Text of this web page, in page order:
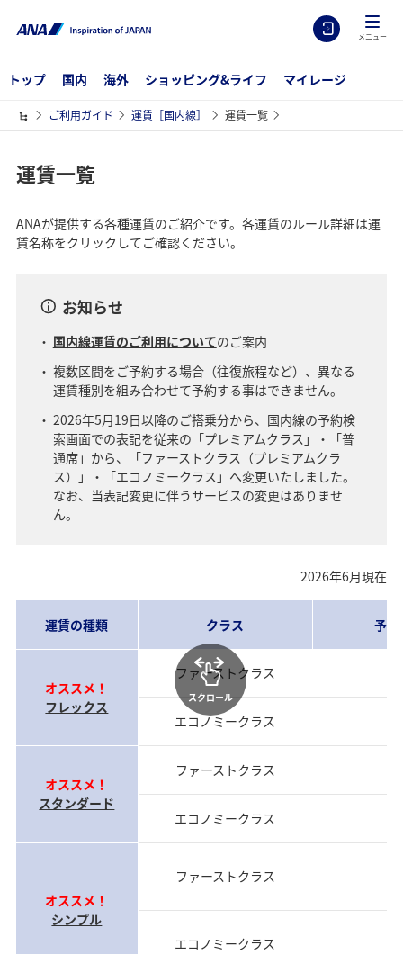
メニュー
トップ 国内 海外 ショッピング&ライフ マイレージ
ご利用ガイド 運賃［国内線］ 運賃一覧
運賃一覧
ANAが提供する各種運賃のご紹介です。各運賃のルール詳細は運
賃名称をクリックしてご確認ください。
お知らせ
国内線運賃のご利用についてのご案内
複数区間をご予約する場合（往復旅程など）、異なる
運賃種別を組み合わせて予約する事はできません。
2026年5月19日以降のご搭乗分から、国内線の予約検
索画面での表記を従来の「プレミアムクラス」・「普
通席」から、「ファーストクラス（プレミアムクラ
ス）」・「エコノミークラス」へ変更いたしました。
なお、当表記変更に伴うサービスの変更はありませ
ん。
2026年6月現在
運賃の種類 クラス 予
オススメ！
フレックス
ファーストクラス
エコノミークラス
オススメ！
スタンダード
ファーストクラス
エコノミークラス
オススメ！
シンプル
ファーストクラス
エコノミークラス
スクロール